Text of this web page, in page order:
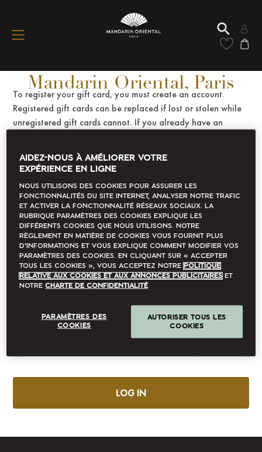
To register your gift card, you must create an account.
Registered gift cards can be replaced if lost or stolen while
unregistered gift cards cannot. If you already have an
below. Once logged in, you will be able to register your gift
cards.
If you don't have an account, pleaseclick hereto create an
account.
Email address *
LOG IN
Mandarin Oriental, Paris
AIDEZ-NOUS À AMÉLIORER VOTRE
EXPÉRIENCE EN LIGNE
Nous utilisons des cookies pour assurer les
fonctionnalités du site Internet, analyser notre trafic
et activer la fonctionnalité Réseaux sociaux. La
rubrique Paramètres des cookies explique les
différents cookies que nous utilisons. Notre
règlement en matière de cookies vous fournit plus
d’informations et vous explique comment modifier vos
paramètres des cookies. En cliquant sur « accepter
tous les cookies », vous acceptez notre Politique
relative aux cookies et aux annonces publicitaires et
notreCharte de confidentialité
PARAMÈTRES DES
COOKIES
AUTORISER TOUS LES
COOKIES